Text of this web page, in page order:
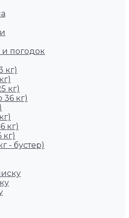
погодок
кг)
кг)
36 кг)
кг)
кг)
- бустер)